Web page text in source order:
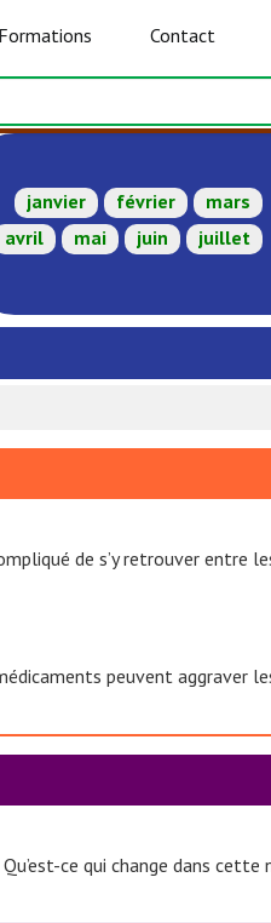
Formations Contact
janvier février
mars
avril
mai juin juillet
de s’y retrouver entre
peuvent aggraver
ce qui change dans cette